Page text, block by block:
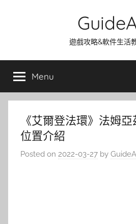
遊戲攻略&軟件生活
Menu
《艾爾登法環》法姆
位置介紹
Posted on 2022-03-27 by